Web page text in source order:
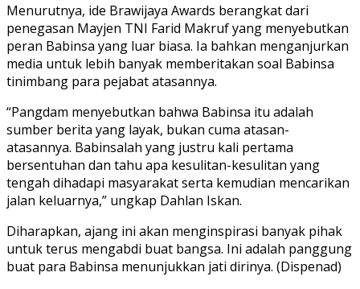
Menurutnya, ide Brawijaya Awards berangkat dari
penegasan Mayjen TNI Farid Makruf yang menyebutkan
peran Babinsa yang luar biasa. Ia bahkan menganjurkan
media untuk lebih banyak memberitakan soal Babinsa
tinimbang para pejabat atasannya.
“Pangdam menyebutkan bahwa Babinsa itu adalah
sumber berita yang layak, bukan cuma atasan-
atasannya. Babinsalah yang justru kali pertama
bersentuhan dan tahu apa kesulitan-kesulitan yang
tengah dihadapi masyarakat serta kemudian mencarikan
jalan keluarnya,” ungkap Dahlan Iskan.
Diharapkan, ajang ini akan menginspirasi banyak pihak
untuk terus mengabdi buat bangsa. Ini adalah panggung
buat para Babinsa menunjukkan jati dirinya. (Dispenad)